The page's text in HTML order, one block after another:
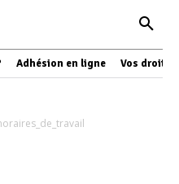
Adhésion en ligne Vos droits